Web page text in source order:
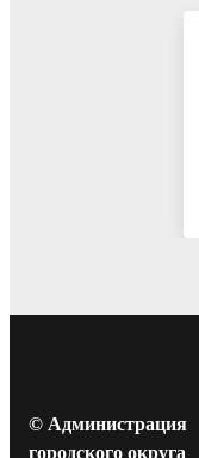
© Администрация
городского округа